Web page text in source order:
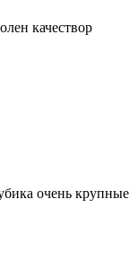
качествор
очень крупные